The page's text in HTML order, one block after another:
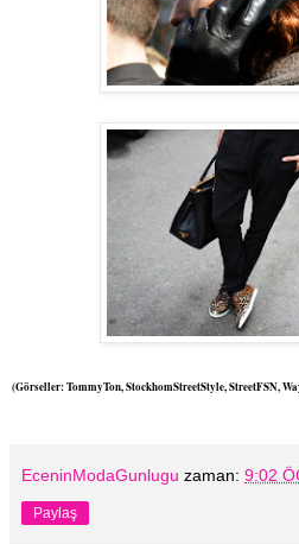
(Görseller: TommyTon, StockhomStreetStyle, StreetFSN,
EceninModaGunlugu zaman: 9:02
Paylaş